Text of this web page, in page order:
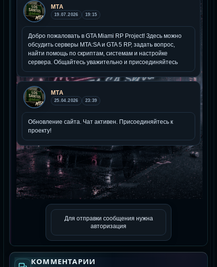
Для отправки сообщения нужна
авторизация
КОММЕНТАРИИ